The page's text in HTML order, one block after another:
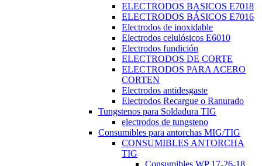
ELECTRODOS BASICOS E7018
ELECTRODOS BÁSICOS E7016
Electrodos de inoxidable
Electrodos celulósicos E6010
Electrodos fundición
ELECTRODOS DE CORTE
ELECTRODOS PARA ACERO
CORTEN
Electrodos antidesgaste
Electrodos Recargue o Ranurado
Tungstenos para Soldadura TIG
electrodos de tungsteno
Consumibles para antorchas MIG/TIG
CONSUMIBLES ANTORCHA
TIG
Consumibles WP 17-26-18